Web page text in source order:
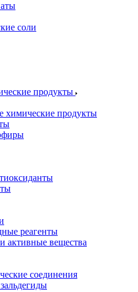
соли
продукты
химические продукты
реагенты
активные вещества
соединения